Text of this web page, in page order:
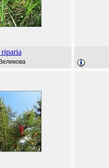
riparia